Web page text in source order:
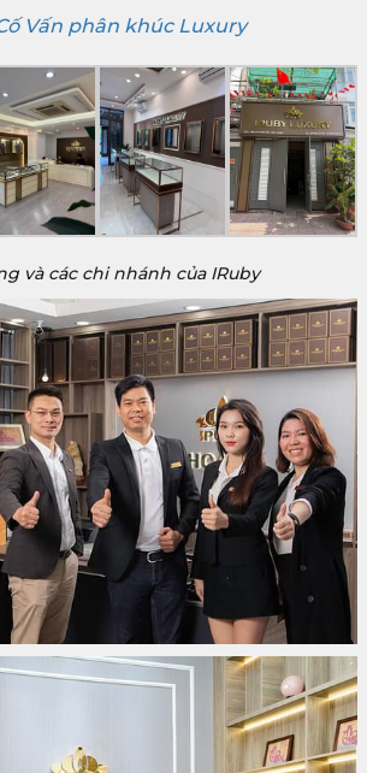
Vấn phân khúc Luxury
và các chi nhánh của IRuby